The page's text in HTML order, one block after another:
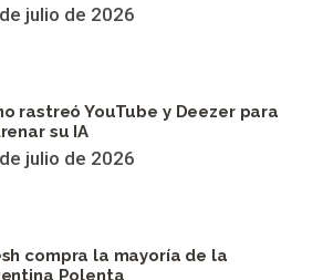
julio de 2026
rastreó YouTube y Deezer para
su IA
julio de 2026
compra la mayoría de la